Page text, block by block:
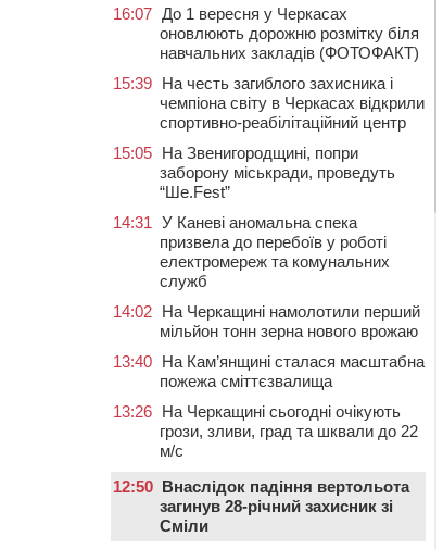
16:07 До 1 вересня у Черкасах
оновлюють дорожню розмітку біля
навчальних закладів (ФОТОФАКТ)
15:39 На честь загиблого захисника і
чемпіона світу в Черкасах відкрили
спортивно-реабілітаційний центр
15:05 На Звенигородщині, попри
заборону міськради, проведуть
“Ше.Fest”
14:31 У Каневі аномальна спека
призвела до перебоїв у роботі
електромереж та комунальних
служб
14:02 На Черкащині намолотили перший
мільйон тонн зерна нового врожаю
13:40 На Кам’янщині сталася масштабна
пожежа сміттєзвалища
13:26 На Черкащині сьогодні очікують
грози, зливи, град та шквали до 22
м/с
12:50 Внаслідок падіння вертольота
загинув 28-річний захисник зі
Сміли